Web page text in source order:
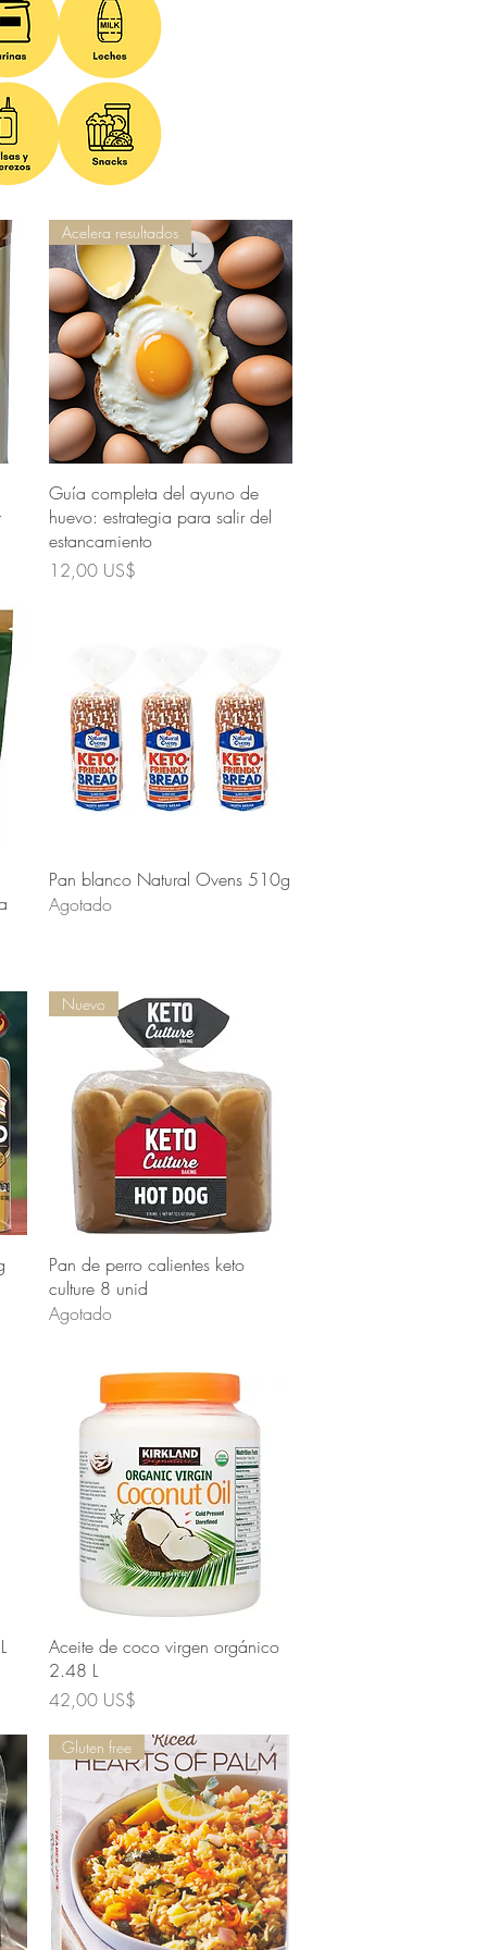
Vista rápida
Acelera resultados
Guía completa del ayuno de
huevo: estrategia para salir del
estancamiento
Precio
12,00 US$
Vista rápida
Pan blanco Natural Ovens 510g
Agotado
Vista rápida
Nuevo
Pan de perro calientes keto
culture 8 unid
Agotado
Vista rápida
Aceite de coco virgen orgánico
2.48 L
Precio
42,00 US$
Gluten free